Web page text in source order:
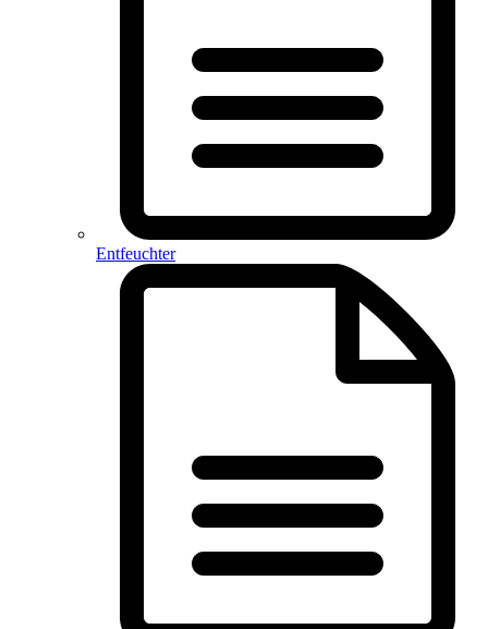
Entfeuchter